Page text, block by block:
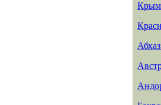
Крым